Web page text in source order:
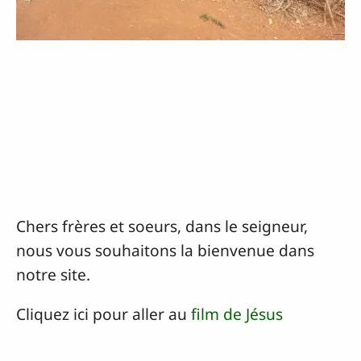
Chers frères et soeurs, dans le seigneur,
nous vous souhaitons la bienvenue dans
notre site.
Cliquez ici pour aller au film de Jésus